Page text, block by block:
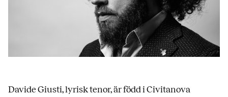
Davide Giusti, lyrisk tenor, är född i Civitanova